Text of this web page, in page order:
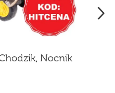
Nocnik